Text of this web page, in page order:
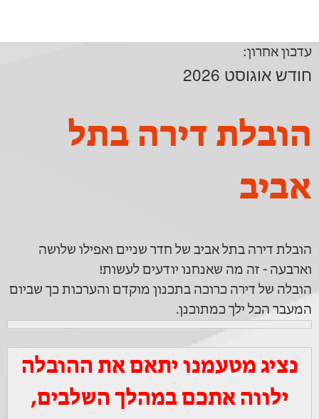
עדכון אחרון:
חודש אוגוסט 2026
הובלת דירה בתל
אביב
הובלת דירה בתל אביב של חדר שניים ואפילו שלושה
וארבעה - זה מה שאנחנו יודעים לעשות!
הובלה של דירה כרוכה בתכנון מוקדם והערכות כך שביום
המעבר הכל ילך כמתוכנן.
נציג מטעמנו יתאם את ההובלה
ילווה אתכם במהלך השלבים,